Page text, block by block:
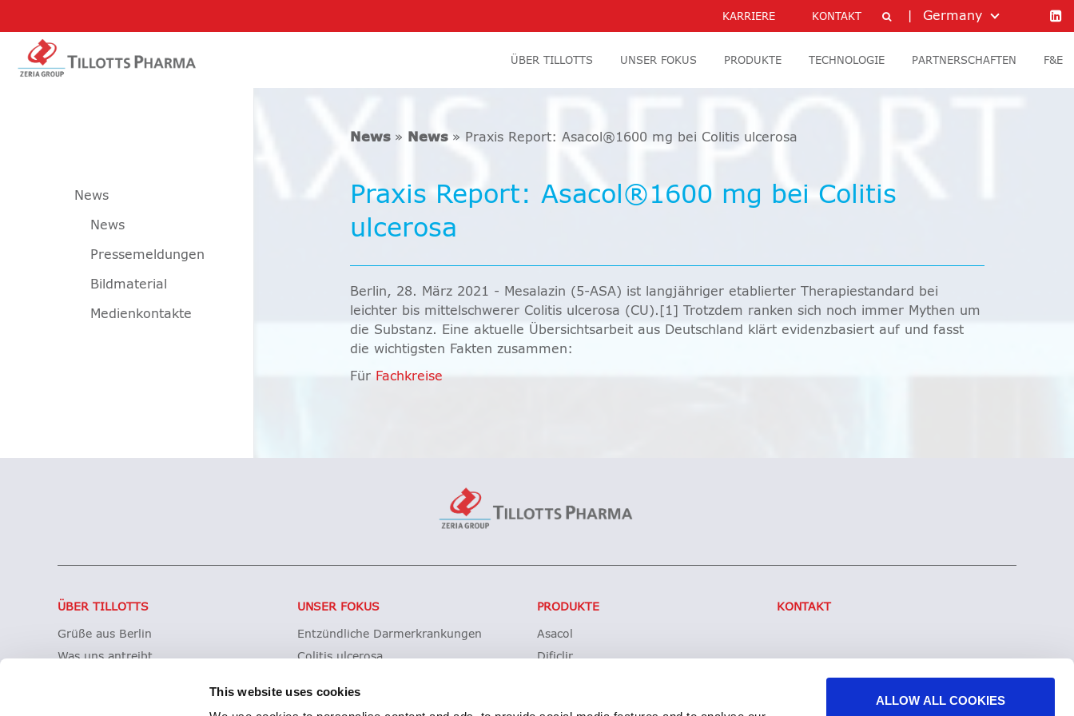
This website uses cookies
ALLOW ALL COOKIES
KARRIERE KONTAKT Germany
ÜBER TILLOTTS UNSER FOKUS PRODUKTE TECHNOLOGIE PARTNERSCHAFTEN F&E
News» News» Praxis Report: Asacol®1600 mg bei Colitis ulcerosa
Praxis Report: Asacol®1600 mg bei Colitis
ulcerosa
Berlin, 28. März 2021 - Mesalazin (5-ASA) ist langjähriger etablierter Therapiestandard bei
leichter bis mittelschwerer Colitis ulcerosa (CU).[1] Trotzdem ranken sich noch immer Mythen um
die Substanz. Eine aktuelle Übersichtsarbeit aus Deutschland klärt evidenzbasiert auf und fasst
die wichtigsten Fakten zusammen:
Für Fachkreise
News
News
Pressemeldungen
Bildmaterial
Medienkontakte
ÜBER TILLOTTS
Grüße aus Berlin
Was uns antreibt
UNSER FOKUS
Entzündliche Darmerkrankungen
Colitis ulcerosa
PRODUKTE
Asacol
Dificlir
KONTAKT